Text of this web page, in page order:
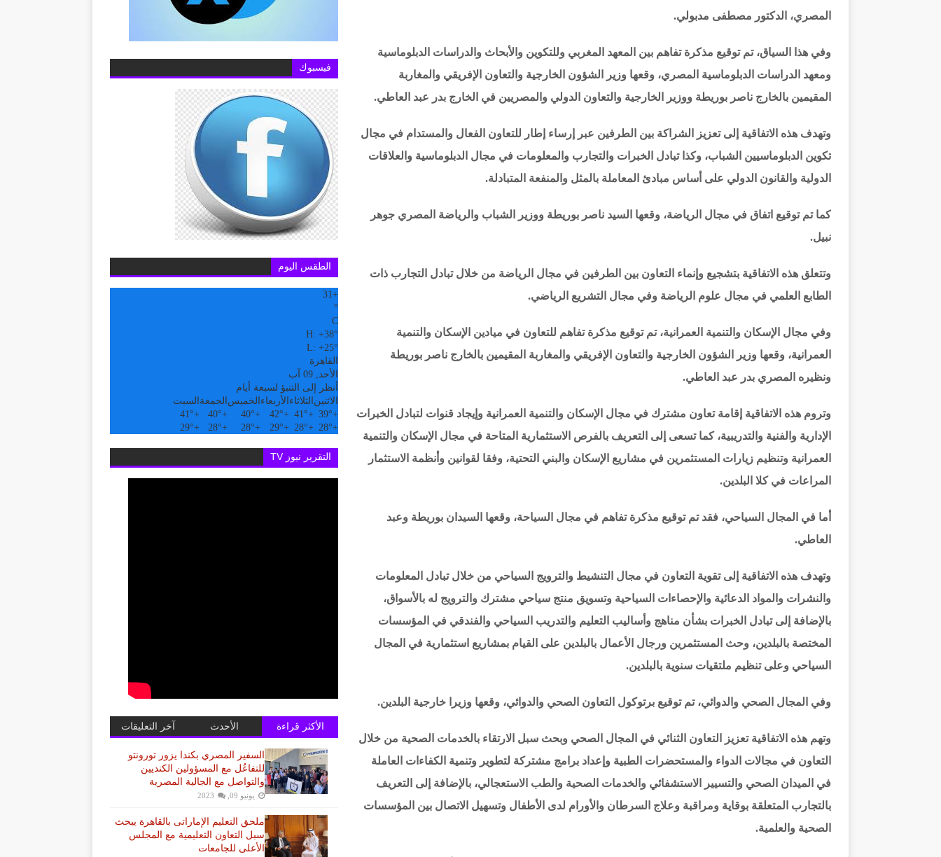
المصري، الدكتور مصطفى مدبولي.
وفي هذا السياق، تم توقيع مذكرة تفاهم بين المعهد المغربي وللتكوين والأبحاث والدراسات الدبلوماسية
ومعهد الدراسات الدبلوماسية المصري، وقعها وزير الشؤون الخارجية والتعاون الإفريقي والمغاربة
المقيمين بالخارج ناصر بوريطة ووزير الخارجية والتعاون الدولي والمصريين في الخارج بدر عبد العاطي.
وتهدف هذه الاتفاقية إلى تعزيز الشراكة بين الطرفين عبر إرساء إطار للتعاون الفعال والمستدام في مجال
تكوين الدبلوماسيين الشباب، وكذا تبادل الخبرات والتجارب والمعلومات في مجال الدبلوماسية والعلاقات
الدولية والقانون الدولي على أساس مبادئ المعاملة بالمثل والمنفعة المتبادلة.
كما تم توقيع اتفاق في مجال الرياضة، وقعها السيد ناصر بوريطة ووزير الشباب والرياضة المصري جوهر
نبيل.
وتتعلق هذه الاتفاقية بتشجيع وإنماء التعاون بين الطرفين في مجال الرياضة من خلال تبادل التجارب ذات
الطابع العلمي في مجال علوم الرياضة وفي مجال التشريع الرياضي.
وفي مجال الإسكان والتنمية العمرانية، تم توقيع مذكرة تفاهم للتعاون في ميادين الإسكان والتنمية
العمرانية، وقعها وزير الشؤون الخارجية والتعاون الإفريقي والمغاربة المقيمين بالخارج ناصر بوريطة
ونظيره المصري بدر عبد العاطي.
وتروم هذه الاتفاقية إقامة تعاون مشترك في مجال الإسكان والتنمية العمرانية وإيجاد قنوات لتبادل الخبرات
الإدارية والفنية والتدريبية، كما تسعى إلى التعريف بالفرص الاستثمارية المتاحة في مجال الإسكان والتنمية
العمرانية وتنظيم زيارات المستثمرين في مشاريع الإسكان والبني التحتية، وفقا لقوانين وأنظمة الاستثمار
المراعات في كلا البلدين.
أما في المجال السياحي، فقد تم توقيع مذكرة تفاهم في مجال السياحة، وقعها السيدان بوريطة وعبد
العاطي.
وتهدف هذه الاتفاقية إلى تقوية التعاون في مجال التنشيط والترويج السياحي من خلال تبادل المعلومات
والنشرات والمواد الدعائية والإحصاءات السياحية وتسويق منتج سياحي مشترك والترويج له بالأسواق،
بالإضافة إلى تبادل الخبرات بشأن مناهج وأساليب التعليم والتدريب السياحي والفندقي في المؤسسات
المختصة بالبلدين، وحث المستثمرين ورجال الأعمال بالبلدين على القيام بمشاريع استثمارية في المجال
السياحي وعلى تنظيم ملتقيات سنوية بالبلدين.
وفي المجال الصحي والدوائي، تم توقيع برتوكول التعاون الصحي والدوائي، وقعها وزيرا خارجية البلدين.
وتهم هذه الاتفاقية تعزيز التعاون الثنائي في المجال الصحي وبحث سبل الارتقاء بالخدمات الصحية من خلال
التعاون في مجالات الدواء والمستحضرات الطبية وإعداد برامج مشتركة لتطوير وتنمية الكفاءات العاملة
في الميدان الصحي والتسيير الاستشفائي والخدمات الصحية والطب الاستعجالي، بالإضافة إلى التعريف
بالتجارب المتعلقة بوقاية ومراقبة وعلاج السرطان والأورام لدى الأطفال وتسهيل الاتصال بين المؤسسات
الصحية والعلمية.
فيسبوك
الطقس اليوم
+
31
°
C
H: +38°
L: +25°
القاهرة
الأحد, 09 آب
أنظر إلى التنبؤ لسبعة أيام
الاثنين الثلاثاء الأربعاء الخميس الجمعة السبت
+
39°
+
41°
+
42°
+
40°
+
40°
+
41°
+
28°
+
28°
+
29°
+
28°
+
28°
+
29°
التقرير نيوز TV
الأكثر قراءة الأحدث آخر التعليقات
السفير المصري بكندا يزور تورونتو
للتفاعُل مع المسؤولين الكنديين
والتواصل مع الجالية المصرية
يونيو 09, 2023
ملحق التعليم الإماراتى بالقاهرة يبحث
سبل التعاون التعليمية مع المجلس
الأعلى للجامعات